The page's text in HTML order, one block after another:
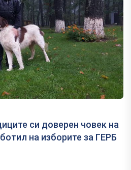
си доверен човек на
на изборите за ГЕРБ